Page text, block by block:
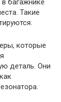
багажнике
Такие
которые
деталь. Они